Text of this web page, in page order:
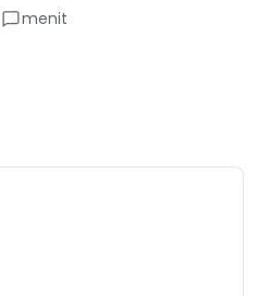
menit